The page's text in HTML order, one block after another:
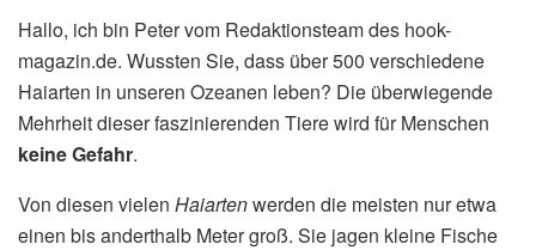
Hallo, ich bin Peter vom Redaktionsteam des hook-
magazin.de. Wussten Sie, dass über 500 verschiedene
Haiarten in unseren Ozeanen leben? Die überwiegende
Mehrheit dieser faszinierenden Tiere wird für Menschen
keine Gefahr.
Von diesen vielen Haiartenwerden die meisten nur etwa
einen bis anderthalb Meter groß. Sie jagen kleine Fische